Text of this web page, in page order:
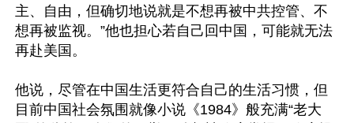
主、自由，但确切地说就是不想再被中共控管、不
想再被监视。”他也担心若自己回中国，可能就无法
再赴美国。
他说，尽管在中国生活更符合自己的生活习惯，但
目前中国社会氛围就像小说《1984》般充满“老大